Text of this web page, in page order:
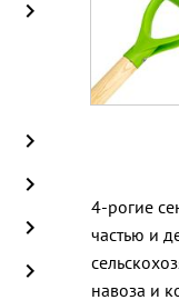
4-рогие
частью и
навоза и